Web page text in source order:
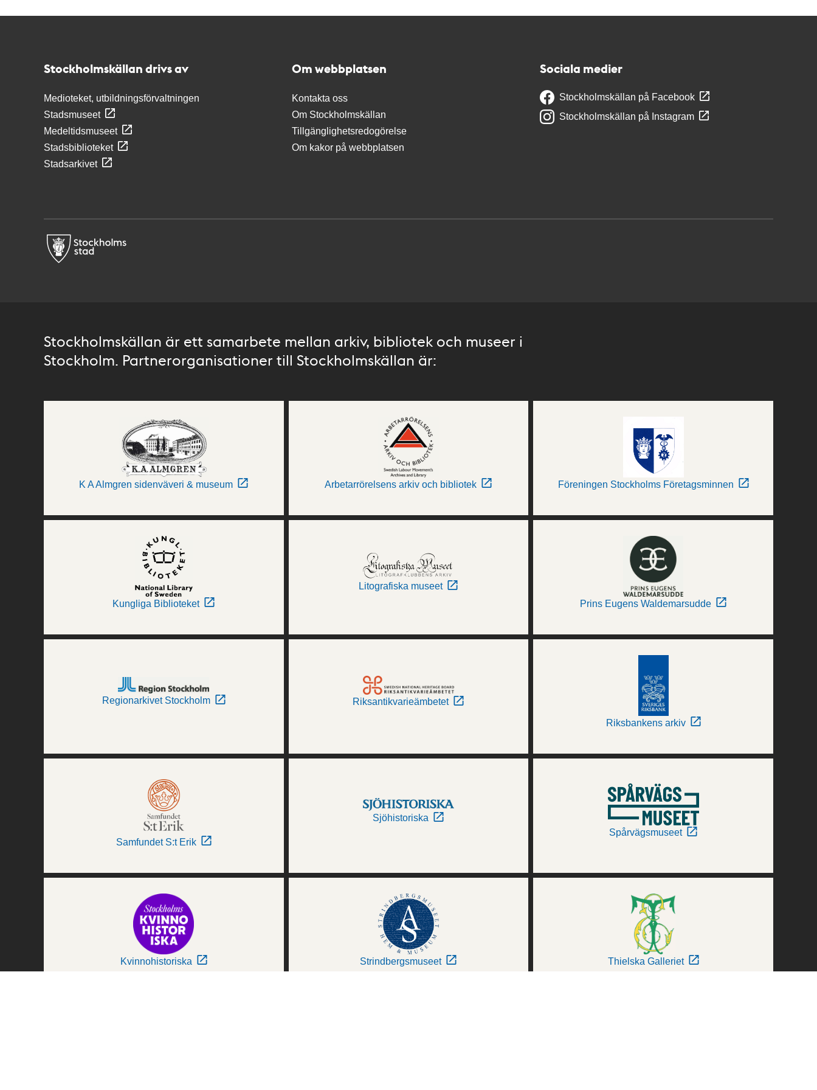
Stockholmskällan drivs av
Medioteket, utbildningsförvaltningen
Stadsmuseet
Medeltidsmuseet
Stadsbiblioteket
Stadsarkivet
Om webbplatsen
Kontakta oss
Om Stockholmskällan
Tillgänglighetsredogörelse
Om kakor på webbplatsen
Sociala medier
Stockholmskällan på Facebook
Stockholmskällan på Instagram
Stockholmskällan är ett samarbete mellan arkiv, bibliotek och museer i
Stockholm. Partnerorganisationer till Stockholmskällan är:
K A Almgren sidenväveri & museum Arbetarrörelsens arkiv och bibliotek Föreningen Stockholms Företagsminnen
Kungliga Biblioteket
Litografiska museet
Prins Eugens Waldemarsudde
Regionarkivet Stockholm Riksantikvarieämbetet
Riksbankens arkiv
Samfundet S:t Erik
Sjöhistoriska
Spårvägsmuseet
Kvinnohistoriska Strindbergsmuseet Thielska Galleriet